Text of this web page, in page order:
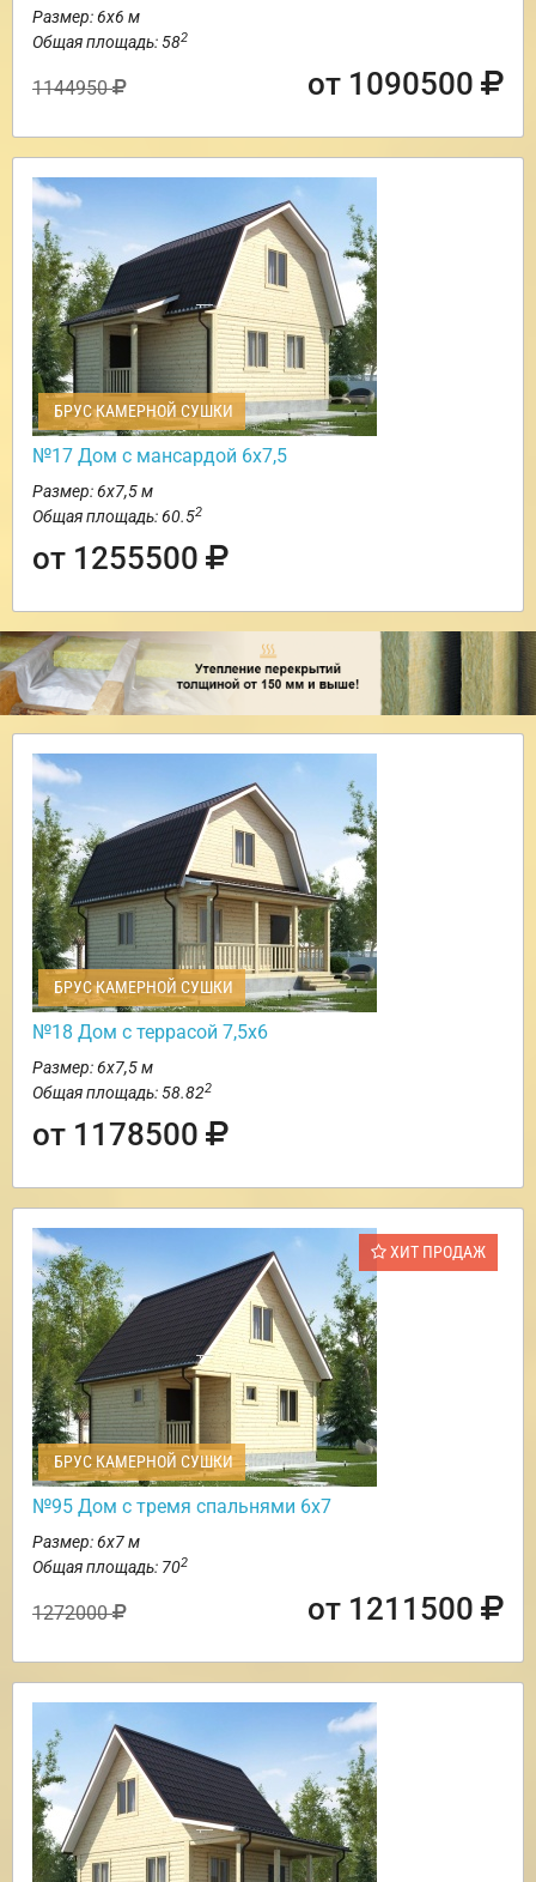
Размер: 6х6 м
Общая площадь: 582
1144950 от 1090500
БРУС КАМЕРНОЙ СУШКИ
№17 Дом с мансардой 6х7,5
Размер: 6х7,5 м
Общая площадь: 60.52
от 1255500
БРУС КАМЕРНОЙ СУШКИ
№18 Дом с террасой 7,5х6
Размер: 6х7,5 м
Общая площадь: 58.822
от 1178500
ХИТ ПРОДАЖ
БРУС КАМЕРНОЙ СУШКИ
№95 Дом с тремя спальнями 6х7
Размер: 6х7 м
Общая площадь: 702
1272000 от 1211500